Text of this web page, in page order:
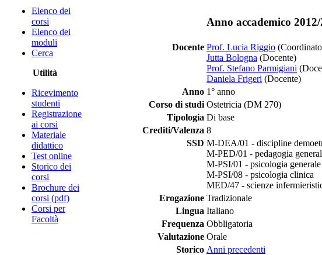
Elenco dei
corsi
Elenco dei
moduli
Cerca
Utilità
Ricevimento
studenti
Registrazione
ai corsi
Materiale
didattico
Test online
Storico dei
corsi
Brochure dei
corsi (pdf)
Corsi per
Facoltà
Anno accademico
Docente Prof. Lucia Riggio
Jutta Bologna (Docente)
Prof. Stefano Parmigiani
Daniela Frigeri (Docente)
Anno 1° anno
Corso di studi Ostetricia (DM 270)
Tipologia Di base
Crediti/Valenza 8
SSD M-DEA/01 - discipline
M-PED/01 - pedagogia
M-PSI/01 - psicologia generale
M-PSI/08 - psicologia clinica
MED/47 - scienze
Erogazione Tradizionale
Lingua Italiano
Frequenza Obbligatoria
Valutazione Orale
Storico Anni precedenti